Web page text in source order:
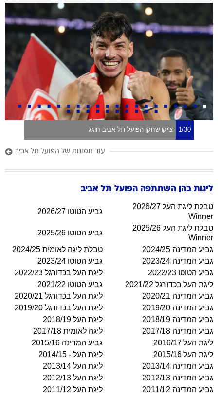
1/30 צ'יקו שחקן הפועל תל אביב חוגג
עוד תמונות של הפועל תל אביב
ליגות בהן השתתפה הפועל תל אביב
טבלת ליגת העל 2026/27
Winner
גביע הטוטו 2026/27
טבלת ליגת העל 2025/26
Winner
גביע הטוטו 2025/26
גביע המדינה 2024/25
טבלת ליגה לאומית 2024/25
גביע המדינה 2023/24
גביע הטוטו 2023/24
גביע הטוטו 2022/23
ליגת העל בכדורגל 2022/23
ליגת העל בכדורגל 2021/22
גביע הטוטו 2021/22
גביע המדינה 2020/21
ליגת העל בכדורגל 2020/21
גביע המדינה 2019/20
ליגת העל בכדורגל 2019/20
גביע המדינה 2018/19
ליגת העל 2018/19
גביע המדינה 2017/18
ליגה לאומית 2017/18
ליגת העל 2016/17
גביע המדינה 2015/16
ליגת העל 2015/16
ליגת העל - 2014/15
גביע המדינה 2013/14
ליגת העל 2013/14
גביע המדינה 2012/13
ליגת העל 2012/13
גביע המדינה 2011/12
ליגת העל 2011/12